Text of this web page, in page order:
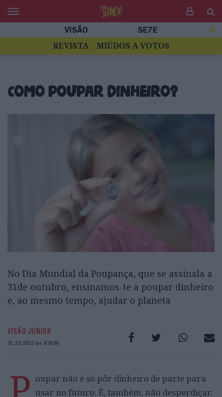
VISÃO SE7E
REVISTA MIÚDOS A VOTOS
Como poupar dinheiro?
No Dia Mundial da Poupança, que se assinala a
31de outubro, ensinamos-te a poupar dinheiro
e, ao mesmo tempo, ajudar o planeta
VISÃO JÚNIOR
31.10.2023 às 07h00
oupar não é só pôr dinheiro de parte para
usar no futuro. É, também, não desperdiçar.